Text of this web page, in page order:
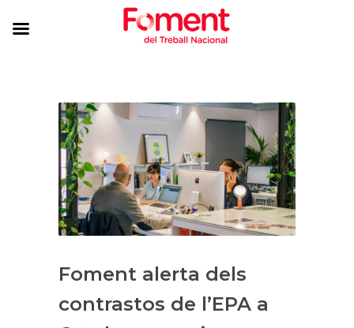
Foment alerta dels
contrastos de l’EPA a